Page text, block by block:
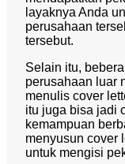
layaknya Anda
perusahaan
tersebut.
Selain itu,
perusahaan luar
menulis cover
itu juga bisa jadi
kemampuan
menyusun cover
untuk mengisi